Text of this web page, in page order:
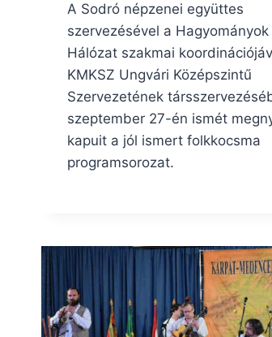
A Sodró népzenei együttes
szervezésével a Hagyományok
Hálózat szakmai
KMKSZ Ungvári Középszintű
Szervezetének
szeptember 27-én ismét
kapuit a jól ismert folkkocsma
programsorozat.